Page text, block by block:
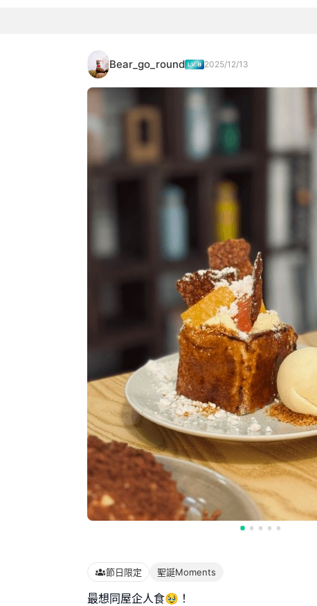
Bear_go_round 2025/12/13
節日限定 聖誕Moments
最想同屋企人食🥹！